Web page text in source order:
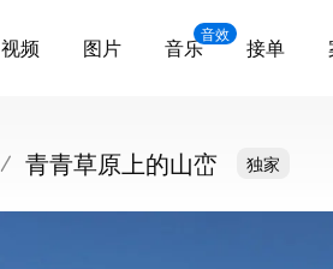
视频 图片
音效
音乐 接单
青青草原上的山峦 独家